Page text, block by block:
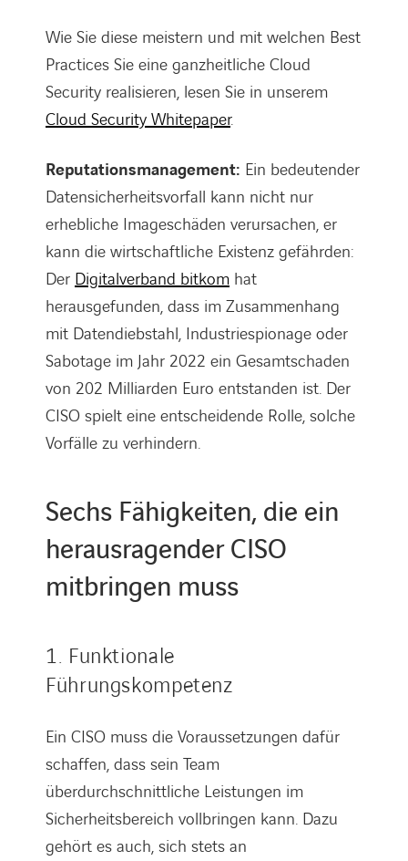
Wie Sie diese meistern und mit welchen Best
Practices Sie eine ganzheitliche Cloud
Security realisieren, lesen Sie in unserem
Cloud Security Whitepaper.
Reputationsmanagement: Ein bedeutender
Datensicherheitsvorfall kann nicht nur
erhebliche Imageschäden verursachen, er
kann die wirtschaftliche Existenz gefährden:
Der Digitalverband bitkom hat
herausgefunden, dass im Zusammenhang
mit Datendiebstahl, Industriespionage oder
Sabotage im Jahr 2022 ein Gesamtschaden
von 202 Milliarden Euro entstanden ist. Der
CISO spielt eine entscheidende Rolle, solche
Vorfälle zu verhindern.
Sechs Fähigkeiten, die ein
herausragender CISO
mitbringen muss
1. Funktionale
Führungskompetenz
Ein CISO muss die Voraussetzungen dafür
schaffen, dass sein Team
überdurchschnittliche Leistungen im
Sicherheitsbereich vollbringen kann. Dazu
gehört es auch, sich stets an